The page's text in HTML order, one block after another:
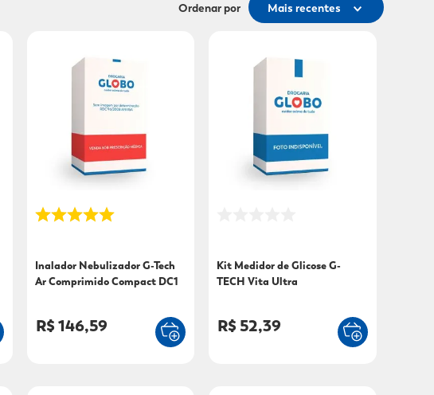
Ordenar por Mais recentes
Inalador Nebulizador G-Tech
Ar Comprimido Compact DC1
R$ 146,59
Kit Medidor de Glicose G-
TECH Vita Ultra
R$ 52,39